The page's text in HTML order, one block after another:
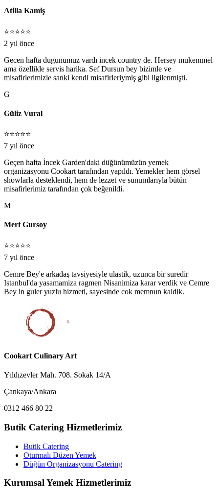
Atilla Kamiş
⭐⭐⭐⭐⭐
2 yıl önce
Gecen hafta dugunumuz vardı incek country de. Hersey mukemmel
ama özellikle servis harika. Sef Dursun bey bizimle ve
misafirlerimizle sanki kendi misafirleriymiş gibi ilgilenmişti.
G
Güliz Vural
⭐⭐⭐⭐⭐
7 yıl önce
Geçen hafta İncek Garden'daki düğünümüzün yemek
organizasyonu Cookart tarafından yapıldı. Yemekler hem görsel
showlarla desteklendi, hem de lezzet ve sunumlarıyla bütün
misafirlerimiz tarafından çok beğenildi.
M
Mert Gursoy
⭐⭐⭐⭐⭐
7 yıl önce
Cemre Bey'e arkadaş tavsiyesiyle ulastik, uzunca bir suredir
Istanbul'da yasamamiza ragmen Nisanimiza karar verdik ve Cemre
Bey in guler yuzlu hizmeti, sayesinde cok memnun kaldik.
Cookart Culinary Art
Yıldızevler Mah. 708. Sokak 14/A
Çankaya/Ankara
0312 466 80 22
Butik Catering Hizmetlerimiz
Butik Catering
Oturmalı Düzen Yemek
Düğün Organizasyonu Catering
Kurumsal Yemek Hizmetlerimiz